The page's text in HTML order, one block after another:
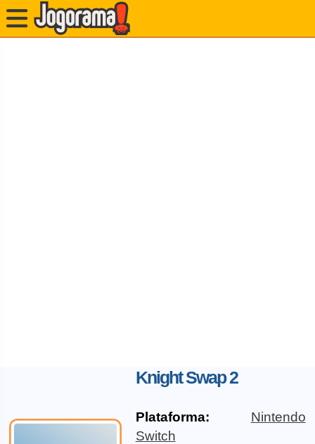
Knight Swap 2
Plataforma:
Nintendo
Switch